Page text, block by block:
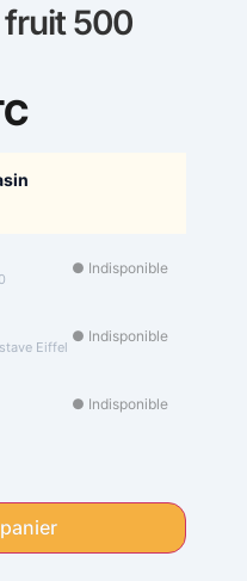
fruit 500
● Indisponible
Eiffel
● Indisponible
● Indisponible